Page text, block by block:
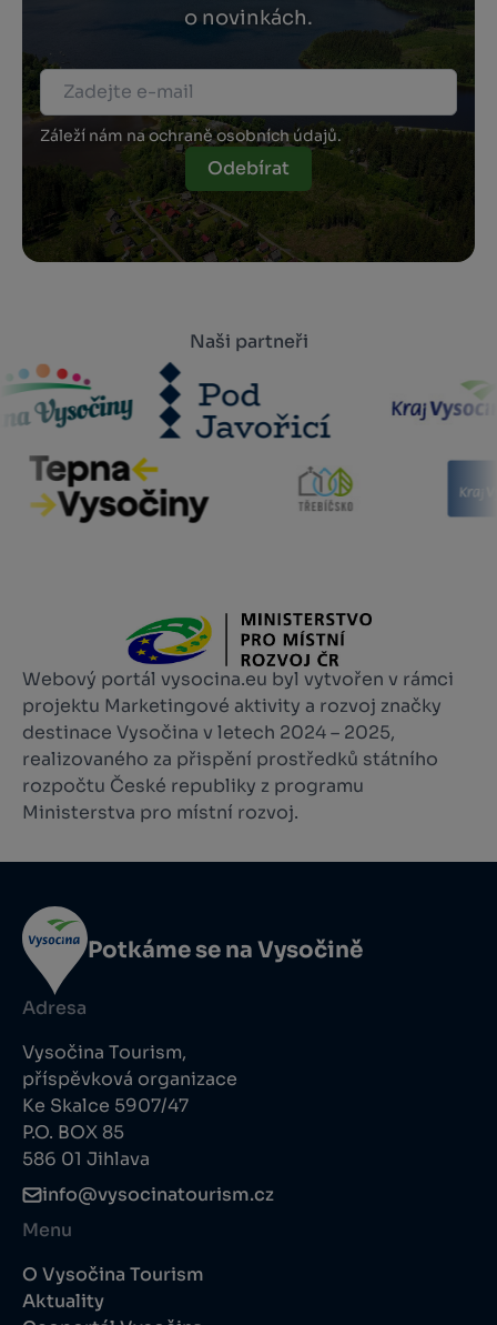
o novinkách.
Záleží nám na ochraně osobních údajů.
Odebírat
Naši partneři
Webový portál vysocina.eu byl vytvořen v rámci
projektu Marketingové aktivity a rozvoj značky
destinace Vysočina v letech 2024 – 2025,
realizovaného za přispění prostředků státního
rozpočtu České republiky z programu
Ministerstva pro místní rozvoj.
Potkáme se na Vysočině
Adresa
Vysočina Tourism,
příspěvková organizace
Ke Skalce 5907/47
P.O. BOX 85
586 01 Jihlava
info@vysocinatourism.cz
Menu
O Vysočina Tourism
Aktuality